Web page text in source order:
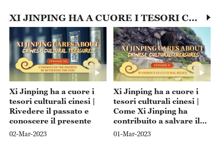
XI JINPING HA A CUORE I TESORI CULTURALI CINESI
Xi Jinping ha a cuore i
tesori culturali cinesi |
Rivedere il passato e
conoscere il presente
02-Mar-2023
Xi Jinping ha a cuore i
tesori culturali cinesi |
Come Xi Jinping ha
contribuito a salvare il
sito archeologico di
01-Mar-2023